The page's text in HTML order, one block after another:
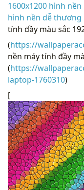
1600x1200 hình
hình nền dễ thương
tính đầy màu sắc
(https://
nền máy tính đầy
(https://
laptop-1760310)
[